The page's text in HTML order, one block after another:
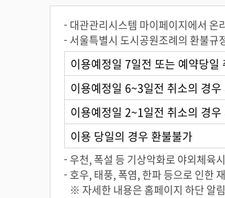
대관관리시스템 마이페이지에서 온
서울특별시 도시공원조례의 환불규
이용예정일 7일전 또는 예약당일
이용예정일 6~3일전 취소의 경
이용예정일 2~1일전 취소의 경
이용 당일의 경우 환불불가
우천, 폭설 등 기상악화로 야외체육
호우, 태풍, 폭염, 한파 등으로 인한
※ 자세한 내용은 홈페이지 하단 알